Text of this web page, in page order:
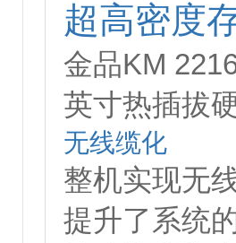
超高密度
金品KM
英寸热插拔
无线缆化
整机实现无
提升了系统